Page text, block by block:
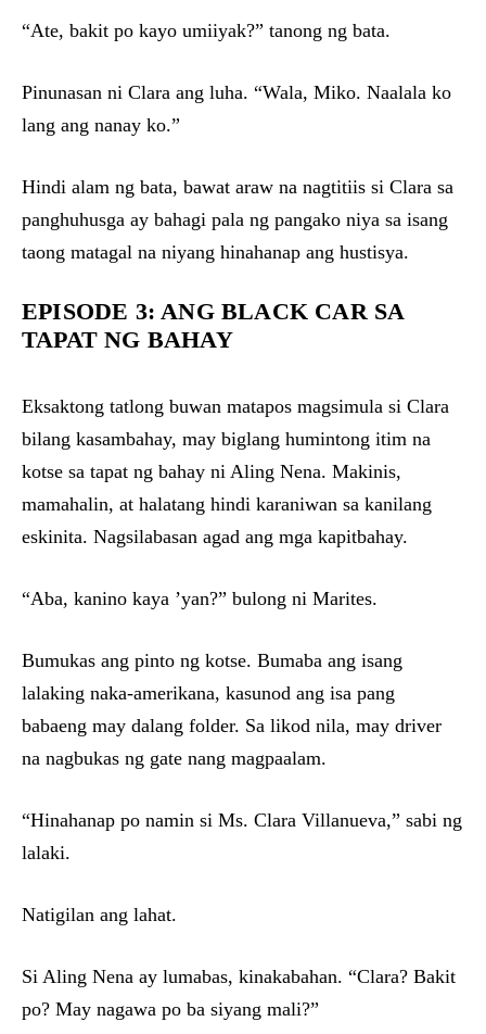
“Ate, bakit po kayo umiiyak?” tanong ng bata.
Pinunasan ni Clara ang luha. “Wala, Miko. Naalala ko
lang ang nanay ko.”
Hindi alam ng bata, bawat araw na nagtitiis si Clara sa
panghuhusga ay bahagi pala ng pangako niya sa isang
taong matagal na niyang hinahanap ang hustisya.
EPISODE 3: ANG BLACK CAR SA
TAPAT NG BAHAY
Eksaktong tatlong buwan matapos magsimula si Clara
bilang kasambahay, may biglang humintong itim na
kotse sa tapat ng bahay ni Aling Nena. Makinis,
mamahalin, at halatang hindi karaniwan sa kanilang
eskinita. Nagsilabasan agad ang mga kapitbahay.
“Aba, kanino kaya ’yan?” bulong ni Marites.
Bumukas ang pinto ng kotse. Bumaba ang isang
lalaking naka-amerikana, kasunod ang isa pang
babaeng may dalang folder. Sa likod nila, may driver
na nagbukas ng gate nang magpaalam.
“Hinahanap po namin si Ms. Clara Villanueva,” sabi ng
lalaki.
Natigilan ang lahat.
Si Aling Nena ay lumabas, kinakabahan. “Clara? Bakit
po? May nagawa po ba siyang mali?”